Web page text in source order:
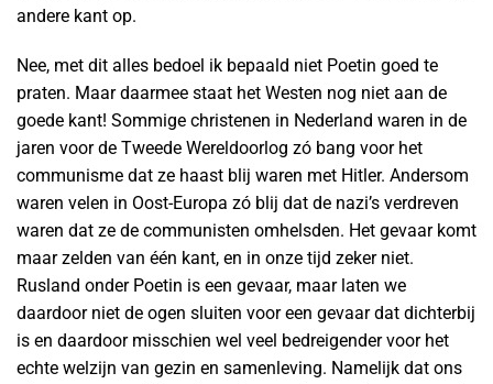
andere kant op.
Nee, met dit alles bedoel ik bepaald niet Poetin goed te
praten. Maar daarmee staat het Westen nog niet aan de
goede kant! Sommige christenen in Nederland waren in de
jaren voor de Tweede Wereldoorlog zó bang voor het
communisme dat ze haast blij waren met Hitler. Andersom
waren velen in Oost-Europa zó blij dat de nazi’s verdreven
waren dat ze de communisten omhelsden. Het gevaar komt
maar zelden van één kant, en in onze tijd zeker niet.
Rusland onder Poetin is een gevaar, maar laten we
daardoor niet de ogen sluiten voor een gevaar dat dichterbij
is en daardoor misschien wel veel bedreigender voor het
echte welzijn van gezin en samenleving. Namelijk dat ons